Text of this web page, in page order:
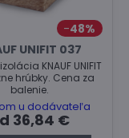
48%
UNIFIT 037
KNAUF UNIFIT
hrúbky. Cena za
balenie.
u dodávateľa
36,84 €